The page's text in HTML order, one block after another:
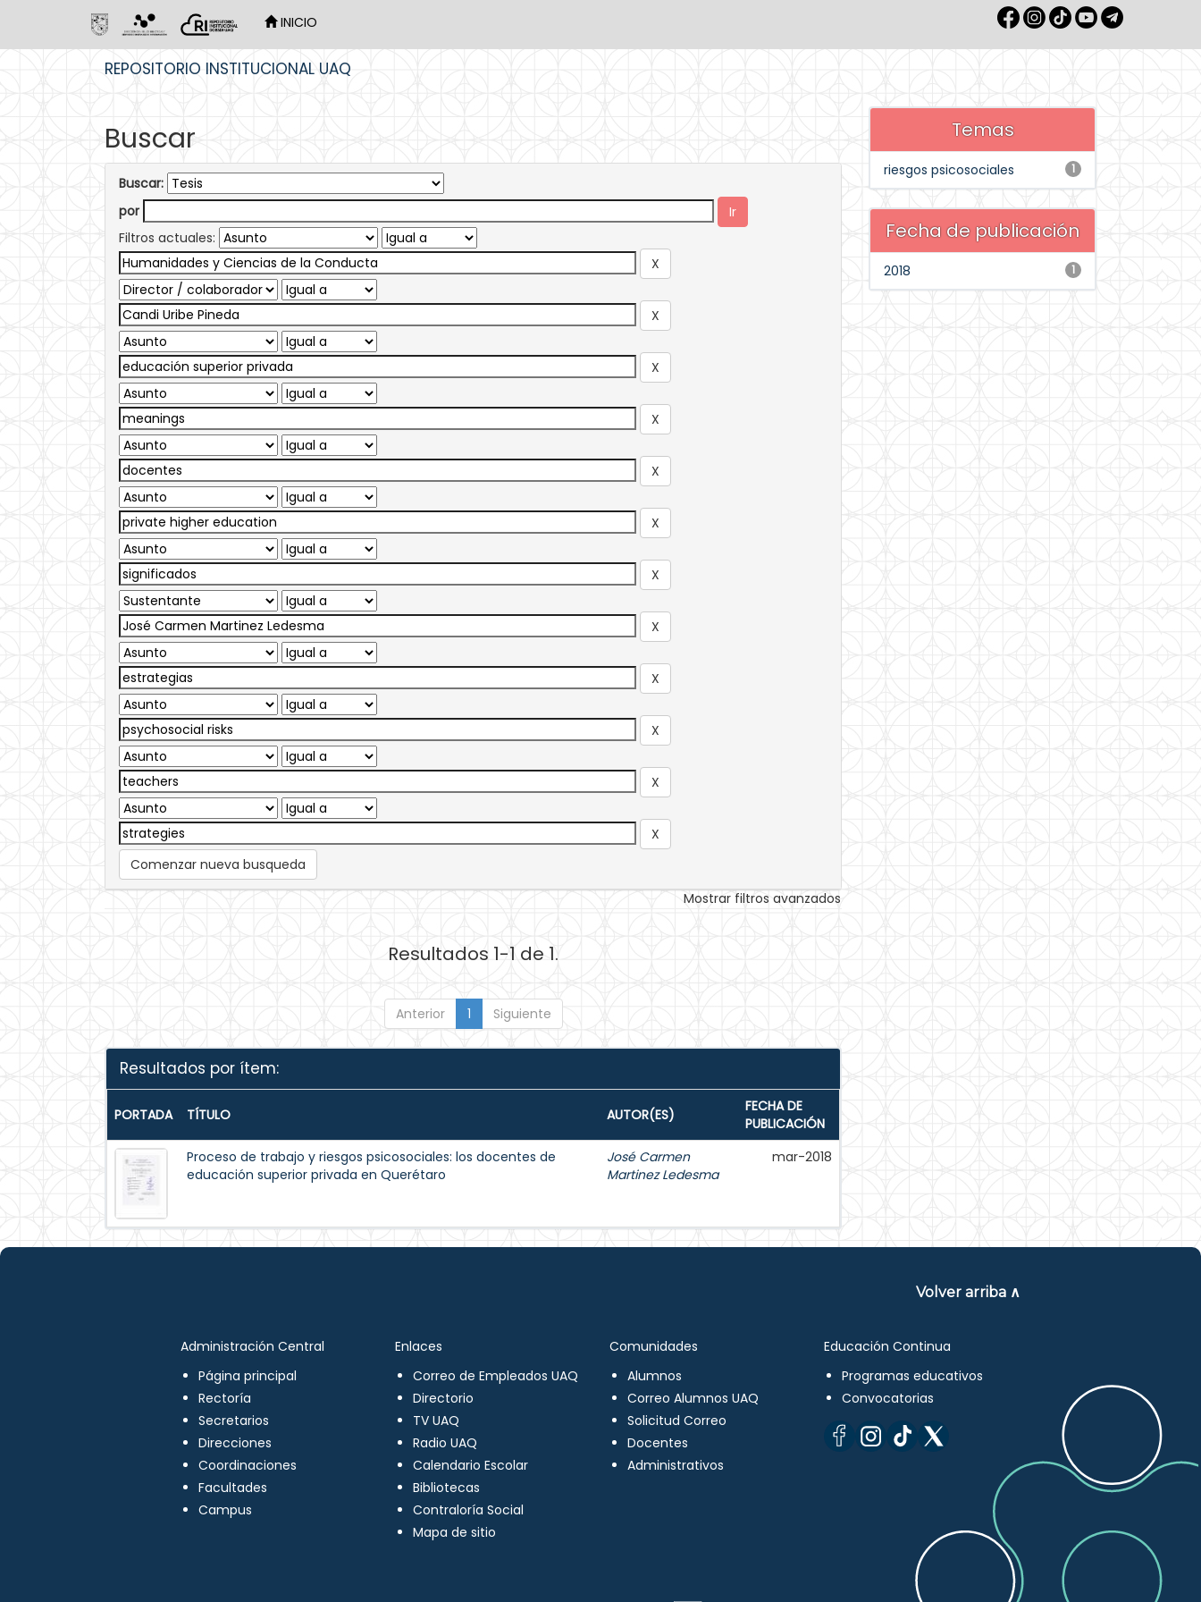
INICIO
REPOSITORIO INSTITUCIONAL UAQ
Buscar
Buscar:
por
Filtros actuales:
Comenzar nueva busqueda
Mostrar filtros avanzados
Resultados 1-1 de 1.
Anterior 1 Siguiente
Resultados por ítem:
PORTADA TÍTULO AUTOR(ES)
FECHA DE
PUBLICACIÓN
Proceso de trabajo y riesgos psicosociales: los docentes de
educación superior privada en Querétaro
José Carmen
Martinez Ledesma
mar-2018
Temas
1
riesgos psicosociales
Fecha de publicación
1
2018
Volver arriba ∧
Administración Central
Página principal
Rectoría
Secretarios
Direcciones
Coordinaciones
Facultades
Campus
Enlaces
Correo de Empleados UAQ
Directorio
TV UAQ
Radio UAQ
Calendario Escolar
Bibliotecas
Contraloría Social
Mapa de sitio
Comunidades
Alumnos
Correo Alumnos UAQ
Solicitud Correo
Docentes
Administrativos
Educación Continua
Programas educativos
Convocatorias